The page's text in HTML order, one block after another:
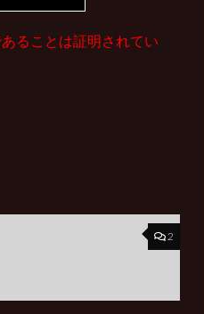
ることは証明されてい
2